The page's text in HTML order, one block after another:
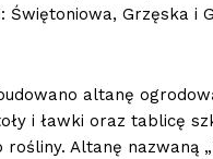
Świętoniowa, Grzęska i
altanę
i ławki oraz tablicę
rośliny. Altanę nazwaną